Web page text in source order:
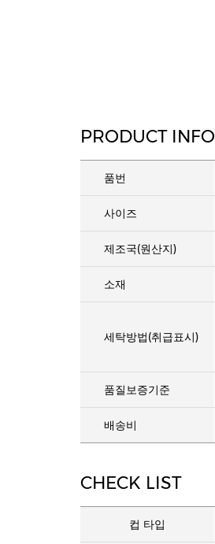
PRODUCT INFO
품번
사이즈
제조국(원산지)
소재
세탁방법(취급표시)
품질보증기준
배송비
CHECK LIST
컵 타입